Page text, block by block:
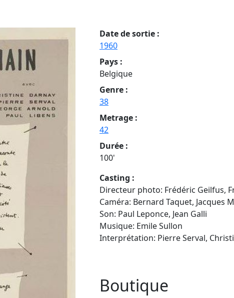
Date de sortie :
1960
Pays :
Belgique
Genre :
38
Metrage :
42
Durée :
100'
Casting :
Directeur photo: Frédéric Geilfus,
Caméra: Bernard Taquet, Jacques
Son: Paul Leponce, Jean Galli
Musique: Emile Sullon
Interprétation: Pierre Serval,
Boutique